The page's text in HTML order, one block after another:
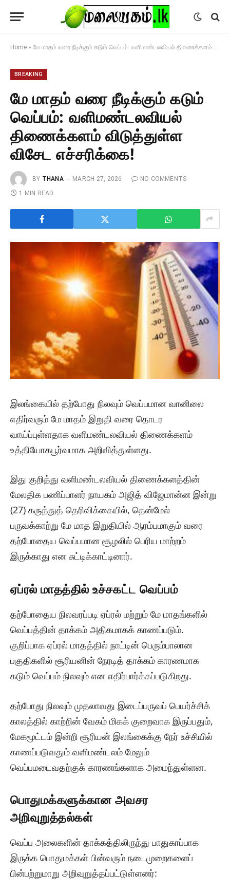
Home » மே மாதம் வரை நீடிக்கும் கடும் வெப்பம்: வளிமண்டலவியல் திணைக்களம் விடுத்துள்ள விசேட எச்சரிக்கை!
BREAKING
மே மாதம் வரை நீடிக்கும் கடும்
வெப்பம்: வளிமண்டலவியல்
திணைக்களம் விடுத்துள்ள
விசேட எச்சரிக்கை!
BY THANA MARCH 27, 2026
NO COMMENTS
1 MIN READ
இலங்கையில் தற்போது நிலவும் வெப்பமான வானிலை
எதிர்வரும் மே மாதம் இறுதி வரை தொடர
வாய்ப்புள்ளதாக வளிமண்டலவியல் திணைக்களம்
உத்தியோகபூர்வமாக அறிவித்துள்ளது.
இது குறித்து வளிமண்டலவியல் திணைக்களத்தின்
மேலதிக பணிப்பாளர் நாயகம் அஜித் விஜேமான்ன இன்று
(27) கருத்துத் தெரிவிக்கையில், தென்மேல்
பருவக்காற்று மே மாத இறுதியில் ஆரம்பமாகும் வரை
தற்போதைய வெப்பமான சூழலில் பெரிய மாற்றம்
இருக்காது என சுட்டிக்காட்டினார்.
ஏப்ரல் மாதத்தில் உச்சகட்ட வெப்பம்
தற்போதைய நிலவரப்படி ஏப்ரல் மற்றும் மே மாதங்களில்
வெப்பத்தின் தாக்கம் அதிகமாகக் காணப்படும்.
குறிப்பாக ஏப்ரல் மாதத்தில் நாட்டின் பெரும்பாலான
பகுதிகளில் சூரியனின் நேரடித் தாக்கம் காரணமாக
கடும் வெப்பம் நிலவும் என எதிர்பார்க்கப்படுகிறது.
தற்போது நிலவும் முதலாவது இடைப்பருவப் பெயர்ச்சிக்
காலத்தில் காற்றின் வேகம் மிகக் குறைவாக இருப்பதும்,
மேகமூட்டம் இன்றி சூரியன் இலங்கைக்கு நேர் உச்சியில்
காணப்படுவதும் வளிமண்டலம் மேலும்
வெப்பமடைவதற்குக் காரணங்களாக அமைந்துள்ளன.
பொதுமக்களுக்கான அவசர
அறிவுறுத்தல்கள்
வெப்ப அலைகளின் தாக்கத்திலிருந்து பாதுகாப்பாக
இருக்க பொதுமக்கள் பின்வரும் நடைமுறைகளைப்
பின்பற்றுமாறு அறிவுறுத்தப்பட்டுள்ளனர்: